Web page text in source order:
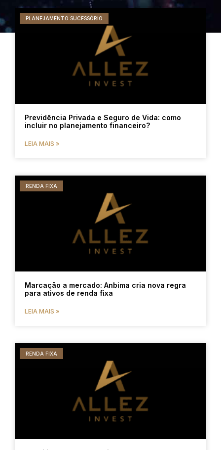
PLANEJAMENTO SUCESSÓRIO
Previdência Privada e Seguro de Vida: como
incluir no planejamento financeiro?
LEIA MAIS »
RENDA FIXA
Marcação a mercado: Anbima cria nova regra
para ativos de renda fixa
LEIA MAIS »
RENDA FIXA